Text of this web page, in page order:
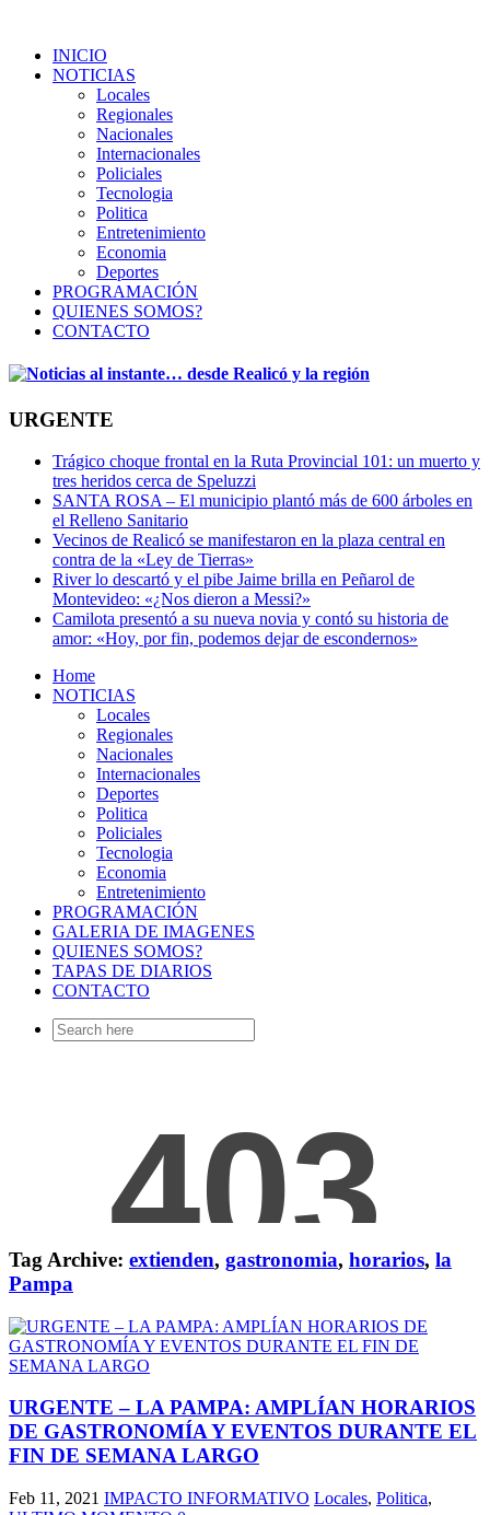
INICIO
NOTICIAS
Locales
Regionales
Nacionales
Internacionales
Policiales
Tecnologia
Politica
Entretenimiento
Economia
Deportes
PROGRAMACIÓN
QUIENES SOMOS?
CONTACTO
URGENTE
Trágico choque frontal en la Ruta Provincial 101: un muerto y
tres heridos cerca de Speluzzi
SANTA ROSA – El municipio plantó más de 600 árboles en
el Relleno Sanitario
Vecinos de Realicó se manifestaron en la plaza central en
contra de la «Ley de Tierras»
River lo descartó y el pibe Jaime brilla en Peñarol de
Montevideo: «¿Nos dieron a Messi?»
Camilota presentó a su nueva novia y contó su historia de
amor: «Hoy, por fin, podemos dejar de escondernos»
Home
NOTICIAS
Locales
Regionales
Nacionales
Internacionales
Deportes
Politica
Policiales
Tecnologia
Economia
Entretenimiento
PROGRAMACIÓN
GALERIA DE IMAGENES
QUIENES SOMOS?
TAPAS DE DIARIOS
CONTACTO
Search
for:
Tag Archive: extienden, gastronomia, horarios, la
Pampa
URGENTE – LA PAMPA: AMPLÍAN HORARIOS
DE GASTRONOMÍA Y EVENTOS DURANTE EL
FIN DE SEMANA LARGO
Feb 11, 2021 IMPACTO INFORMATIVO Locales, Politica,